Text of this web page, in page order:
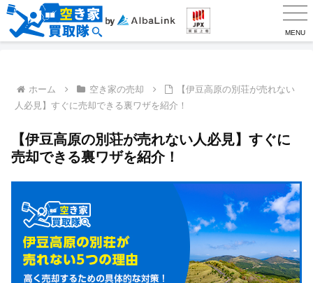
MENU
ホーム 空き家の売却
【伊豆高原の別荘が売れない
人必見】すぐに売却できる裏ワザを紹介！
【伊豆高原の別荘が売れない人必見】すぐに
売却できる裏ワザを紹介！